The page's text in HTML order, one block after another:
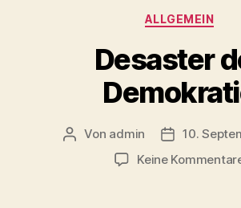
Kategorien
ALLGEMEIN
Desaster
Beitragsautor
Von admin
10.
Keine